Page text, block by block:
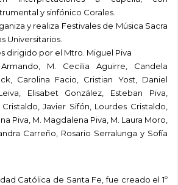
y sinfónico Corales.
y realiza Festivales de Música Sacra
Universitarios.
dirigido por el Mtro. Miguel Piva
M. Cecilia Aguirre, Candela
Carolina Facio, Cristian Yost, Daniel
Elisabet González, Esteban Piva,
Javier Sifón, Lourdes Cristaldo,
Piva, M. Magdalena Piva, M. Laura Moro,
Carreño, Rosario Serralunga y Sofía
Católica de Santa Fe, fue creado el 1º